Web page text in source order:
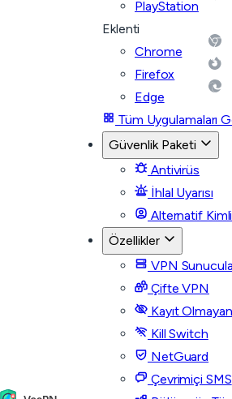
PlayStation
Eklenti
Chrome
Firefox
Edge
Tüm Uygulamaları
Güvenlik Paketi
Antivirüs
İhlal Uyarısı
Alternatif
Özellikler
VPN
Çifte VPN
Kayıt
Kill Switch
NetGuard
Çevrimiçi SMS